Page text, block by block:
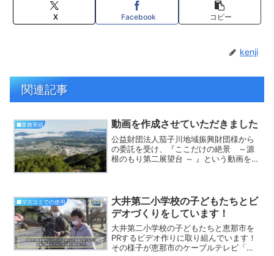
X Facebook コピー
kenji
関連記事
■業務実績 動画を作成させていただきました
公益財団法人茄子川地域振興財団様から
の委託を受け、『ここだけの絶景 ～源
根のもり第二展望台 ～ 』という動画を作
たいと思いながら作成...
■マスコミでの使用
大井第二小学校の子どもたちとビ
デオづくりをしています！
大井第二小学校の子どもたちと恵那市を
PRするビデオ作りに取り組んでいます！
その様子が恵那市のケーブルテレビ「ア